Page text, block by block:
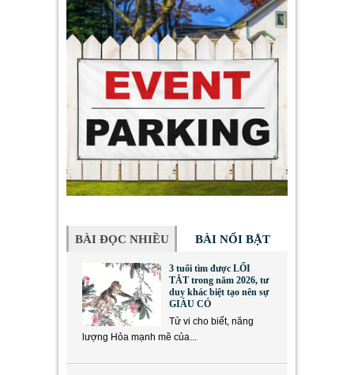
BÀI ĐỌC NHIỀU BÀI NỔI BẬT
3 tuổi tìm được LỐI
TẮT trong năm 2026, tư
duy khác biệt tạo nên sự
GIÀU CÓ
Tử vi cho biết, năng
lượng Hỏa mạnh mẽ của...